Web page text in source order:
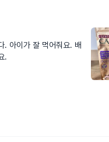
. 아이가 잘 먹어줘요. 배
.